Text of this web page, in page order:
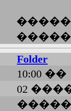
Folder
10:00 ��
02